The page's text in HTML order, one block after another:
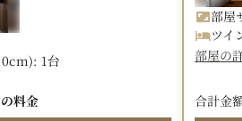
食は含まれません。
際、ドレスコードはスマートカジ
ます（ショートパンツ、サンダ
および着帽はご遠慮ください）。
1台
料金
部屋
ツイ
部屋の
合計金